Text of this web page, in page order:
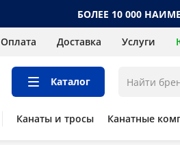
БОЛЕЕ 10 000
Оплата Доставка Услуги
Каталог
Канаты и тросы Канатные